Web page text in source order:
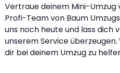
Vertraue deinem Mini-Umzug
Profi-Team von Baum
uns noch heute und lass dich
unserem Service
dir bei deinem Umzug zu